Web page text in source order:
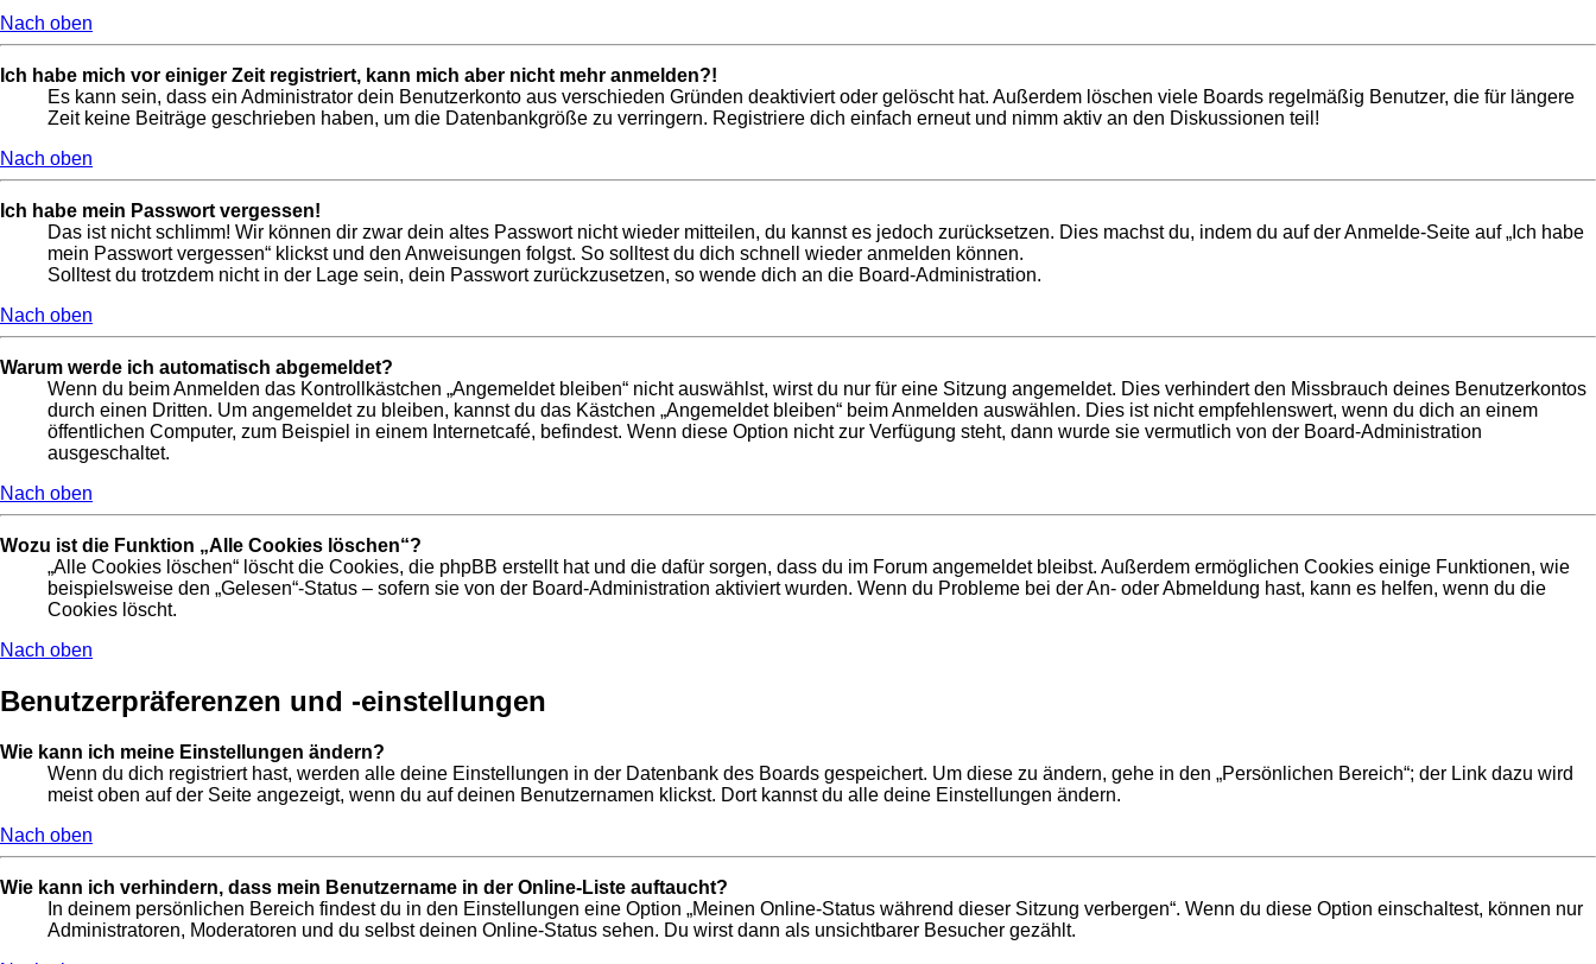
Nach oben
Ich habe mich vor einiger Zeit registriert, kann mich aber nicht mehr anmelden?!
Es kann sein, dass ein Administrator dein Benutzerkonto aus verschieden Gründen deaktiviert oder gelöscht hat. Außerdem löschen viele Boards regelmäßig Benutzer, die für längere
Zeit keine Beiträge geschrieben haben, um die Datenbankgröße zu verringern. Registriere dich einfach erneut und nimm aktiv an den Diskussionen teil!
Nach oben
Ich habe mein Passwort vergessen!
Das ist nicht schlimm! Wir können dir zwar dein altes Passwort nicht wieder mitteilen, du kannst es jedoch zurücksetzen. Dies machst du, indem du auf der Anmelde-Seite auf „Ich habe
mein Passwort vergessen“ klickst und den Anweisungen folgst. So solltest du dich schnell wieder anmelden können.
Solltest du trotzdem nicht in der Lage sein, dein Passwort zurückzusetzen, so wende dich an die Board-Administration.
Nach oben
Warum werde ich automatisch abgemeldet?
Wenn du beim Anmelden das Kontrollkästchen „Angemeldet bleiben“ nicht auswählst, wirst du nur für eine Sitzung angemeldet. Dies verhindert den Missbrauch deines Benutzerkontos
durch einen Dritten. Um angemeldet zu bleiben, kannst du das Kästchen „Angemeldet bleiben“ beim Anmelden auswählen. Dies ist nicht empfehlenswert, wenn du dich an einem
öffentlichen Computer, zum Beispiel in einem Internetcafé, befindest. Wenn diese Option nicht zur Verfügung steht, dann wurde sie vermutlich von der Board-Administration
ausgeschaltet.
Nach oben
Wozu ist die Funktion „Alle Cookies löschen“?
„Alle Cookies löschen“ löscht die Cookies, die phpBB erstellt hat und die dafür sorgen, dass du im Forum angemeldet bleibst. Außerdem ermöglichen Cookies einige Funktionen, wie
beispielsweise den „Gelesen“-Status – sofern sie von der Board-Administration aktiviert wurden. Wenn du Probleme bei der An- oder Abmeldung hast, kann es helfen, wenn du die
Cookies löscht.
Nach oben
Benutzerpräferenzen und -einstellungen
Wie kann ich meine Einstellungen ändern?
Wenn du dich registriert hast, werden alle deine Einstellungen in der Datenbank des Boards gespeichert. Um diese zu ändern, gehe in den „Persönlichen Bereich“; der Link dazu wird
meist oben auf der Seite angezeigt, wenn du auf deinen Benutzernamen klickst. Dort kannst du alle deine Einstellungen ändern.
Nach oben
Wie kann ich verhindern, dass mein Benutzername in der Online-Liste auftaucht?
In deinem persönlichen Bereich findest du in den Einstellungen eine Option „Meinen Online-Status während dieser Sitzung verbergen“. Wenn du diese Option einschaltest, können nur
Administratoren, Moderatoren und du selbst deinen Online-Status sehen. Du wirst dann als unsichtbarer Besucher gezählt.